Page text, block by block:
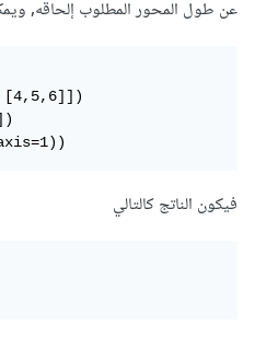
عن طول المحور المطلوب إلحاقه,
[4,5,6]])
فيكون الناتج كالتالي